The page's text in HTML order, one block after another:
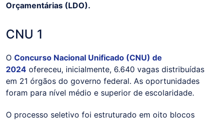
Orçamentárias (LDO).
CNU 1
O Concurso Nacional Unificado (CNU) de
2024 ofereceu, inicialmente, 6.640 vagas distribuídas
em 21 órgãos do governo federal. As oportunidades
foram para nível médio e superior de escolaridade.
O processo seletivo foi estruturado em oito blocos